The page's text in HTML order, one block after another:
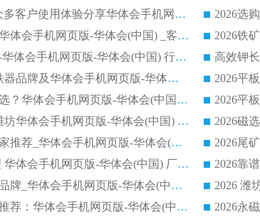
2026磁选机生产厂家哪家好?众多客户使用体验分享华体会手机网页版-华体会(中国)
2026湿式永磁磁选机厂家优选华体会手机网页版-华体会(中国) _客户真实使用心得分享
2026强磁滚筒合作厂家怎么选-华体会手机网页版-华体会(中国) 行业优质供应商参考指南
详解河沙磁选机选购方法_除铁器品牌及华体会手机网页版-华体会(中国) 企业解析
2026平板磁选机靠谱厂家怎么选？华体会手机网页版-华体会(中国) 凭硬实力甄选合作品牌
2026 水选磁选机厂商怎么选 潍坊华体会手机网页版-华体会(中国) 技术实力强
2026钾长石强磁辊式磁选机厂家推荐_华体会手机网页版-华体会(中国) 强磁磁选机价格
2026 铁矿干式磁选机品牌梳理 华体会手机网页版-华体会(中国) 厂家甄选要点
2026锰矿强磁辊式磁选机优选品牌_华体会手机网页版-华体会(中国) 专业厂家值得选择
2026山东湿式磁选机生产厂家推荐：华体会手机网页版-华体会(中国) ，深耕磁电领域十余载